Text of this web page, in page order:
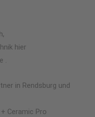
hier
.
in Rendsburg und
Ceramic Pro